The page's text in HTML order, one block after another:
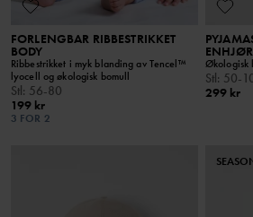
FORLENGBAR RIBBESTRIKKET
BODY
Ribbestrikket i myk blanding av Tencel™
lyocell og økologisk bomull
Stl: 56-80
199 kr
3 FOR 2
Økologisk
Stl: 50-
299 kr